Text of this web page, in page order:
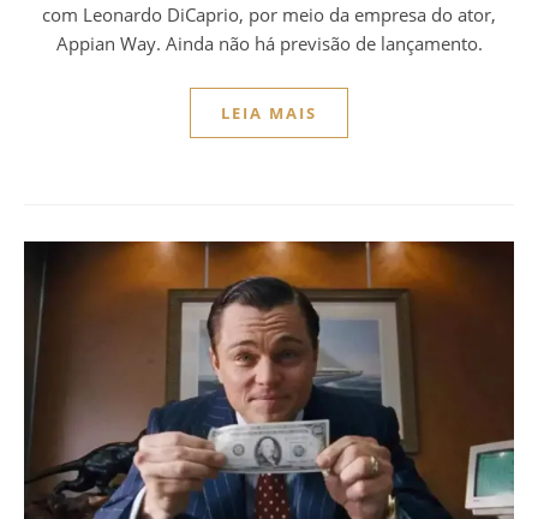
com Leonardo DiCaprio, por meio da empresa do ator,
Appian Way. Ainda não há previsão de lançamento.
LEIA MAIS